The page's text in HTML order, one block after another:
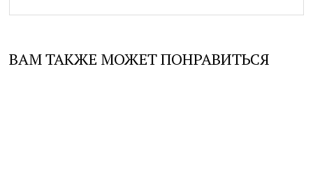
ВАМ ТАКЖЕ МОЖЕТ ПОНРАВИТЬСЯ